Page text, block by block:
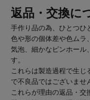
返品・交換に
手作り品の為、ひとつひ
色や形の個体差や色ムラ
気泡、細かなピンホール
す。
これらは製造過程で生
で不良品ではございませ
これらが理由の返品・交